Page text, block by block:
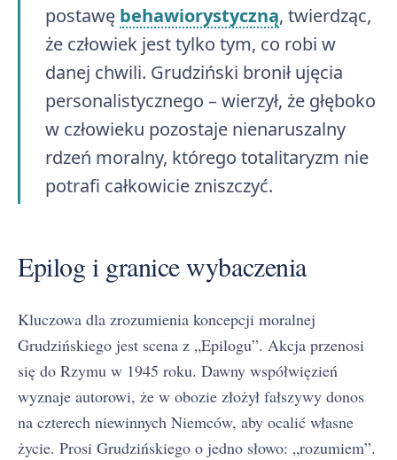
postawę behawiorystyczną, twierdząc,
że człowiek jest tylko tym, co robi w
danej chwili. Grudziński bronił ujęcia
personalistycznego – wierzył, że głęboko
w człowieku pozostaje nienaruszalny
rdzeń moralny, którego totalitaryzm nie
potrafi całkowicie zniszczyć.
Epilog i granice wybaczenia
Kluczowa dla zrozumienia koncepcji moralnej
Grudzińskiego jest scena z „Epilogu”. Akcja przenosi
się do Rzymu w 1945 roku. Dawny współwięzień
wyznaje autorowi, że w obozie złożył fałszywy donos
na czterech niewinnych Niemców, aby ocalić własne
życie. Prosi Grudzińskiego o jedno słowo: „rozumiem”.